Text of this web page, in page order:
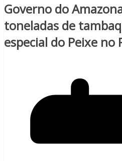
Governo do
toneladas de
especial do Peixe no